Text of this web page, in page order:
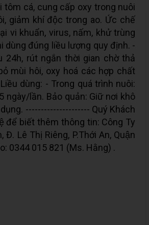
cá, cung cấp oxy trong nuôi
giảm khí độc trong ao. Ức chế
vi khuẩn, virus, nấm, khử trùng
dùng đúng liều lượng quy định. -
24h, rút ngắn thời gian chờ thả
mùi hôi, oxy hoá các hợp chất
dùng: - Trong quá trình nuôi:
ngày/lần. Bảo quản: Giữ nơi khô
--------------------- Quý Khách
để biết thêm thông tin: Công Ty
Đ. Lê Thị Riêng, P.Thới An, Quận
0344 015 821 (Ms. Hằng) .